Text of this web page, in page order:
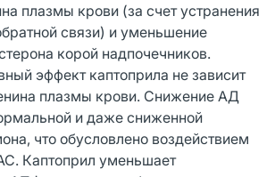
плазмы крови (за счет устранения
связи) и уменьшение
корой надпочечников.
эффект каптоприла не зависит
плазмы крови. Снижение АД
и даже сниженной
что обусловлено воздействием
Каптоприл уменьшает